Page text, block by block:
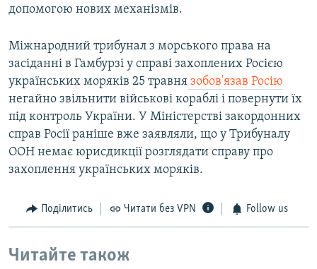
допомогою нових механізмів.
Міжнародний трибунал з морського права на
засіданні в Гамбурзі у справі захоплених Росією
українських моряків 25 травня зобов'язав Росію
негайно звільнити військові кораблі і повернути їх
під контроль України. У Міністерстві закордонних
справ Росії раніше вже заявляли, що у Трибуналу
ООН немає юрисдикції розглядати справу про
захоплення українських моряків.
Поділитись Читати без VPN Follow us
Читайте також